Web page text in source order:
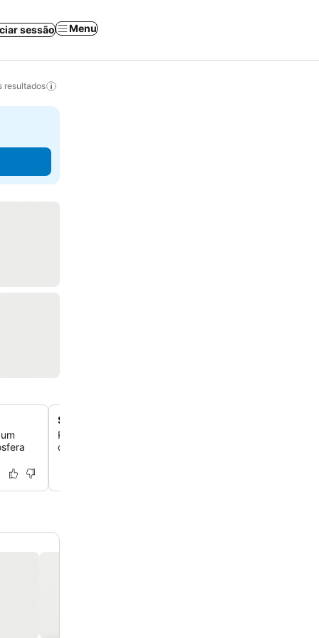
sessão Menu
resultados
Sala de jogos no local com bilhar
Relaxe e socialize na sala de jogos dedicada, que
de bilhar para seu entretenimento e relaxamento.